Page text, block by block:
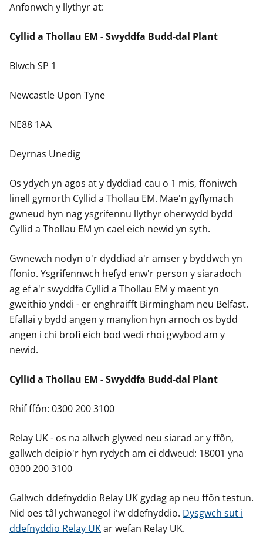
Anfonwch y llythyr at:
Cyllid a Thollau EM - Swyddfa Budd-dal Plant
Blwch SP 1
Newcastle Upon Tyne
NE88 1AA
Deyrnas Unedig
Os ydych yn agos at y dyddiad cau o 1 mis, ffoniwch
linell gymorth Cyllid a Thollau EM. Mae'n gyflymach
gwneud hyn nag ysgrifennu llythyr oherwydd bydd
Cyllid a Thollau EM yn cael eich newid yn syth.
Gwnewch nodyn o'r dyddiad a'r amser y byddwch yn
ffonio. Ysgrifennwch hefyd enw'r person y siaradoch
ag ef a'r swyddfa Cyllid a Thollau EM y maent yn
gweithio ynddi - er enghraifft Birmingham neu Belfast.
Efallai y bydd angen y manylion hyn arnoch os bydd
angen i chi brofi eich bod wedi rhoi gwybod am y
newid.
Cyllid a Thollau EM - Swyddfa Budd-dal Plant
Rhif ffôn: 0300 200 3100
Relay UK - os na allwch glywed neu siarad ar y ffôn,
gallwch deipio'r hyn rydych am ei ddweud: 18001 yna
0300 200 3100
Gallwch ddefnyddio Relay UK gydag ap neu ffôn testun.
Nid oes tâl ychwanegol i'w ddefnyddio. Dysgwch sut i
ddefnyddio Relay UKar wefan Relay UK.